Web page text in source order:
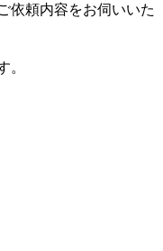
依頼内容をお伺いいた
。